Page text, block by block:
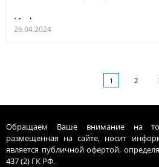
Информируем вас о режиме
праздники
26.04.2024
1 2
Обращаем Ваше внимание на
размещенная на сайте, носит
является публичной офертой,
437 (2) ГК РФ.